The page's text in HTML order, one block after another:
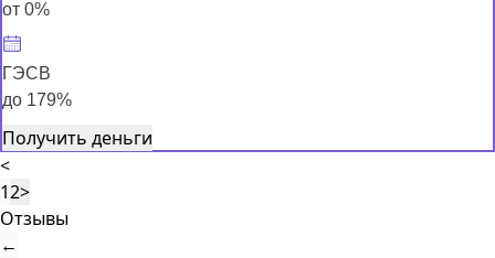
от 0%
ГЭСВ
до 179%
Получить деньги
<
12>
Отзывы
←